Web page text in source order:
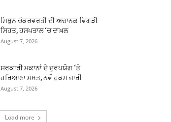
ਮਿਥੁਨ ਚੱਕਰਵਰਤੀ ਦੀ ਅਚਾਨਕ ਵਿਗੜੀ
ਸਿਹਤ, ਹਸਪਤਾਲ ‘ਚ ਦਾਖ਼ਲ
August 7, 2026
ਸਰਕਾਰੀ ਮਕਾਨਾਂ ਦੇ ਦੁਰਪਯੋਗ ‘ਤੇ
ਹਰਿਆਣਾ ਸਖ਼ਤ, ਨਵੇਂ ਹੁਕਮ ਜਾਰੀ
August 7, 2026
Load more